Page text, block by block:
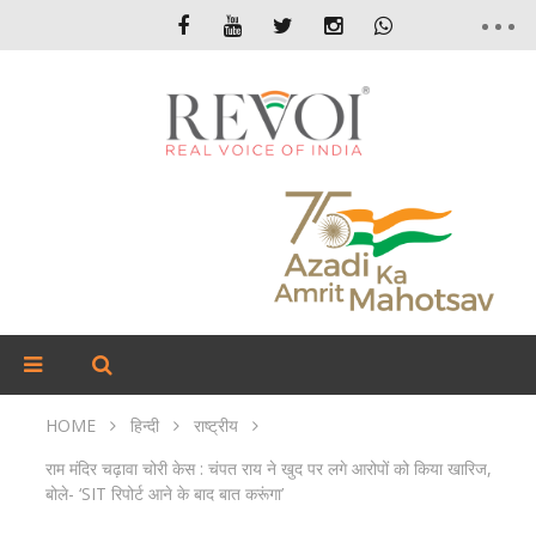
HOME हिन्दी
राष्ट्रीय
राम मंदिर चढ़ावा चोरी केस : चंपत राय ने खुद पर लगे आरोपों को किया खारिज,
बोले- ‘SIT रिपोर्ट आने के बाद बात करूंगा’